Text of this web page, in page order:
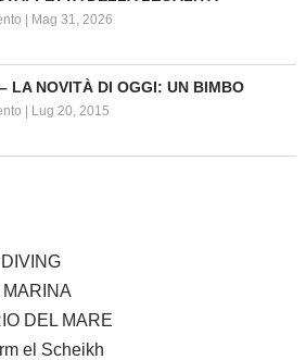
Mag 31, 2026
LA NOVITÀ DI OGGI: UN BIMBO
Lug 20, 2015
MARINA
DEL MARE
el Scheikh